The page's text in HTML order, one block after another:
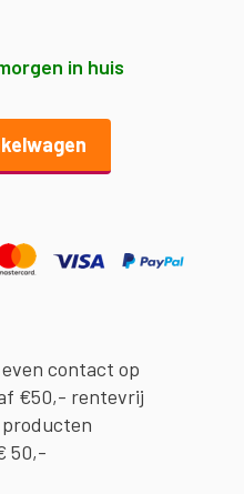
in huis
contact op
€50,- rentevrij
producten
50,-